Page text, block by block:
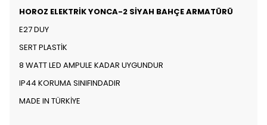
HOROZ ELEKTRİK YONCA-2 SİYAH BAHÇE ARMATÜRÜ
E27 DUY
SERT PLASTİK
8 WATT LED AMPULE KADAR UYGUNDUR
IP44 KORUMA SINIFINDADIR
MADE IN TÜRKİYE